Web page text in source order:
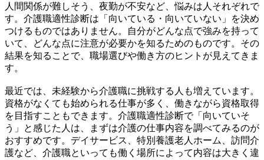
人間関係が難しそう、夜勤が不安など、悩みは人それぞれで
す。介護職適性診断は「向いている・向いていない」を決め
つけるものではありません。自分がどんな点で強みを持って
いて、どんな点に注意が必要かを知るためのものです。その
結果を知ることで、職場選びや働き方のヒントが見えてきま
す。
最近では、未経験から介護職に挑戦する人も増えています。
資格がなくても始められる仕事が多く、働きながら資格取得
を目指すこともできます。介護職適性診断で「向いていそ
う」と感じた人は、まずは介護の仕事内容を調べてみるのが
おすすめです。デイサービス、特別養護老人ホーム、訪問介
護など、介護職といっても働く場所によって内容は大きく違